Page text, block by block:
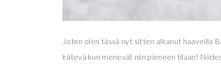
Joten olen tässä nyt sitten alkanut haaveilla
kätevä kun menevät niin pieneen tilaan!